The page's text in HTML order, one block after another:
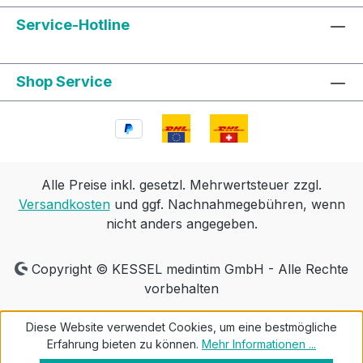
Bereiche des männlichen Genitals. Alle
Modelle können in der ärztlichen Praxis,
und an Universitäten zur Aufklärung
eingesetzt werden. Mit feuchtem Tuch
und milder Seife reinigen. MaterialSilikon
Service-Hotline
Shop Service
Alle Preise inkl. gesetzl. Mehrwertsteuer zzgl.
Versandkostenund ggf. Nachnahmegebühren, wenn
nicht anders angegeben.
Copyright © KESSEL medintim GmbH - Alle Rechte
vorbehalten
Diese Website verwendet Cookies, um eine bestmögliche
Erfahrung bieten zu können. Mehr Informationen ...